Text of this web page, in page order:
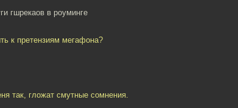
гшрекаов в роуминге
к претензиям мегафона?
так, гложат смутные сомнения.